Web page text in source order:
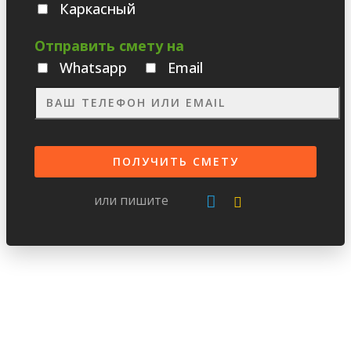
Каркасный
Отправить смету на
Whatsаpp
Email
или пишите